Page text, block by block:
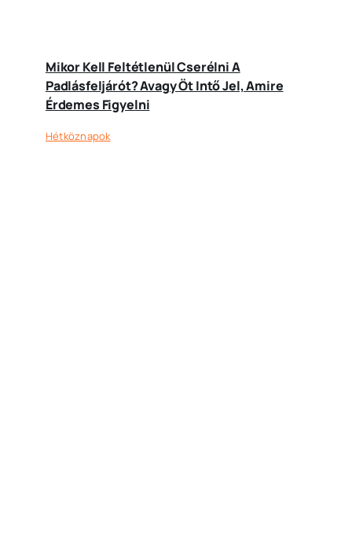
Mikor Kell Feltétlenül Cserélni A
Padlásfeljárót? Avagy Öt Intő Jel, Amire
Érdemes Figyelni
Hétköznapok